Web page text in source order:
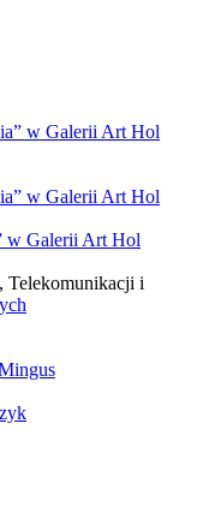
w Galerii Art Hol
i